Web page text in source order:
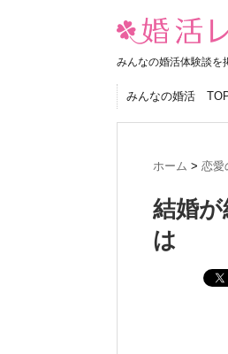
みんなの婚活体験談を
みんなの婚活
ホーム > 恋愛
結婚
は